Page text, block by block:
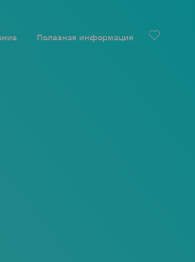
Полезная информация